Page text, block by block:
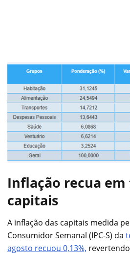
Inflação recua em
capitais
A inflação das capitais medida
Consumidor Semanal (IPC-S) da
agosto recuou 0,13%,